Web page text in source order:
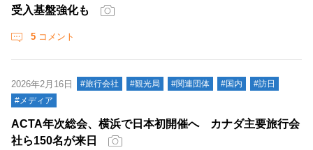
受入基盤強化も
5 コメント
2026年2月16日 #旅行会社 #観光局 #関連団体 #国内
#訪日
#メディア
ACTA年次総会、横浜で日本初開催へ カナダ主要旅行会
社ら150名が来日